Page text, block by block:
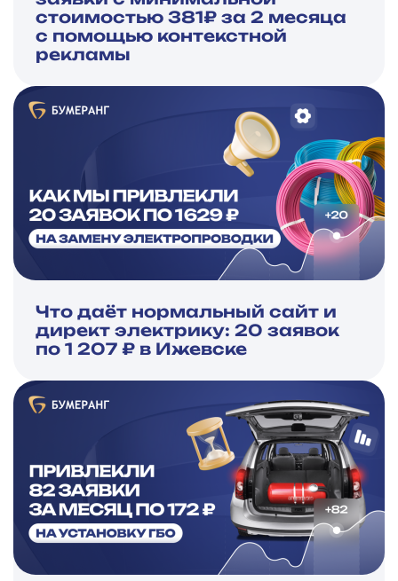
стоимостью 381₽ за 2 месяца
с помощью контекстной
рекламы
Что даёт нормальный сайт и
директ электрику: 20 заявок
по 1 207 ₽ в Ижевске